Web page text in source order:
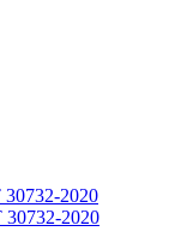
2020
2020